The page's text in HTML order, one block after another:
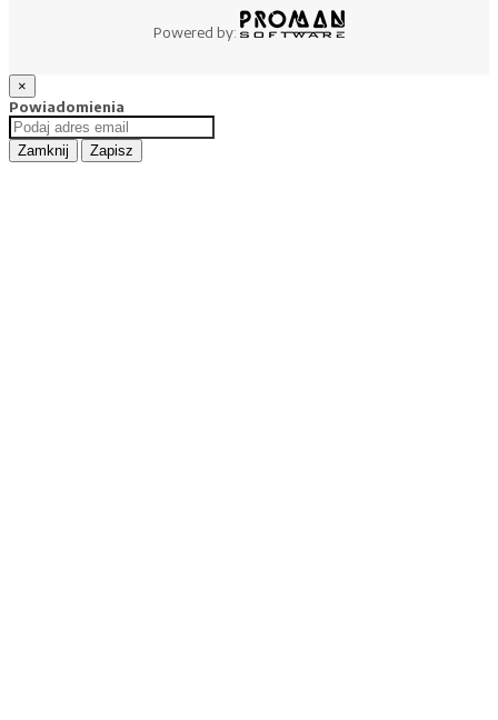
Powered by:
×
Powiadomienia
Zamknij Zapisz